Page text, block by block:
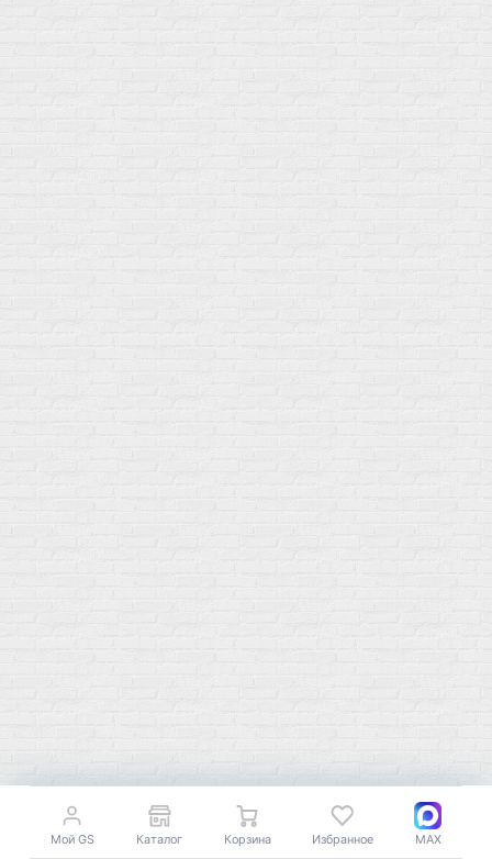
Батончики
Витамины
Витаминный комплекс
Витамин A (ретинол)
Мой GS Каталог Корзина Избранное MAX